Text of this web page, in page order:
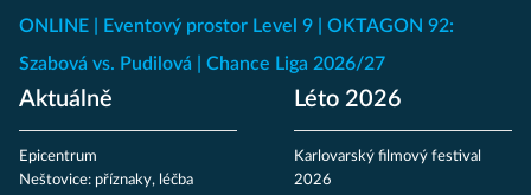
ONLINE
Eventový prostor Level 9
OKTAGON 92:
Szabová vs. Pudilová
Chance Liga 2026/27
Aktuálně
Epicentrum
Neštovice: příznaky, léčba
Léto 2026
Karlovarský filmový festival
2026